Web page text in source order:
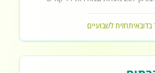
בדובאיתחזית לשבועיים